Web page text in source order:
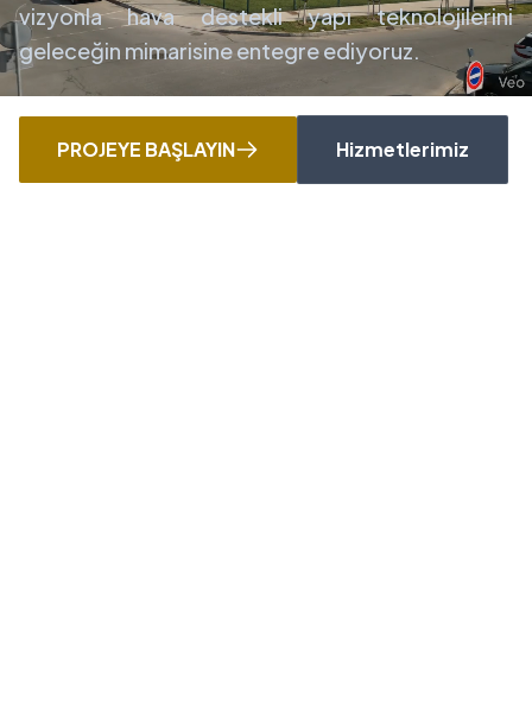
vizyonla hava destekli yapı teknolojilerini
geleceğin mimarisine entegre ediyoruz.
PROJEYE BAŞLAYIN Hizmetlerimiz